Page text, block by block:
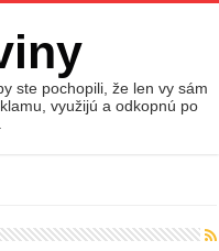
ste pochopili, že len vy sám
využijú a odkopnú po